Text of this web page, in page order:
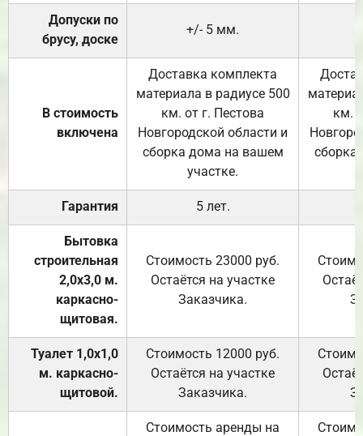
Допуски по
брусу, доске
+/- 5 мм.
В стоимость
включена
Доставка комплекта
материала в радиусе 500
км. от г. Пестова
Новгородской области и
сборка дома на вашем
участке.
км.
Гарантия 5 лет.
Бытовка
строительная
2,0х3,0 м.
каркасно-
щитовая.
Стоимость 23000 руб.
Остаётся на участке
Заказчика.
Туалет 1,0х1,0
м. каркасно-
щитовой.
Стоимость 12000 руб.
Остаётся на участке
Заказчика.
Стоимость аренды на